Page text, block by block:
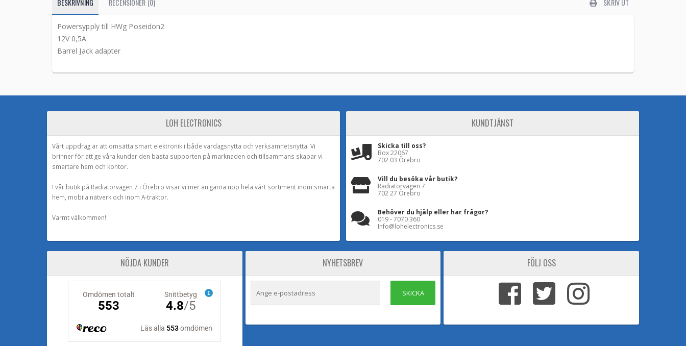
BESKRIVNING RECENSIONER (0) SKRIV UT
Powersypply till HWg Poseidon2
12V 0,5A
Barrel Jack adapter
LOH ELECTRONICS
Vårt uppdrag är att omsätta smart elektronik i både vardagsnytta och verksamhetsnytta. Vi
brinner för att ge våra kunder den bästa supporten på marknaden och tillsammans skapar vi
smartare hem och kontor.
I vår butik på Radiatorvägen 7 i Örebro visar vi mer än gärna upp hela vårt sortiment inom smarta
hem, mobila nätverk och inom A-traktor.
Varmt välkommen!
KUNDTJÄNST
Skicka till oss?
Box 22067
702 03 Örebro
Vill du besöka vår butik?
Radiatorvägen 7
702 27 Örebro
Behöver du hjälp eller har frågor?
019 - 7070 360
Info@lohelectronics.se
NÖJDA KUNDER NYHETSBREV
SKICKA
FÖLJ OSS